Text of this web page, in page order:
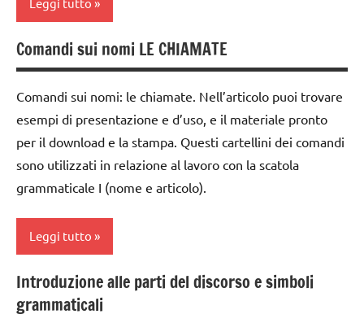
ARGOMENTI
PER ETA'
TUTTI GLI
ARTICOLI
MONTESSORI
materiale
nomenclature
Montessori
psicogrammatica
Montessori
TUTTI GLI
ARGOMENTI
PER ETA'
ARTICOLI
anni
grammatica
GUIDA
DIDATTICA
MONTESSORI
LINGUAGGIO
MONTESSORI
didattico
nomenclature
analisi
grammaticale
Montessori
classe
1a
classe
2a
3a
costruire i
materiali
Montessori
Comandi sui nomi LE CHIAMATE
Comandi sui nomi: le chiamate. Nell’articolo puoi trovare
esempi di presentazione e d’uso, e il materiale pronto
per il download e la stampa. Questi cartellini dei comandi
sono utilizzati in relazione al lavoro con la scatola
grammaticale I (nome e articolo).
Leggi tutto
analisi
grammaticale
Introduzione alle parti del discorso e simboli
grammaticali